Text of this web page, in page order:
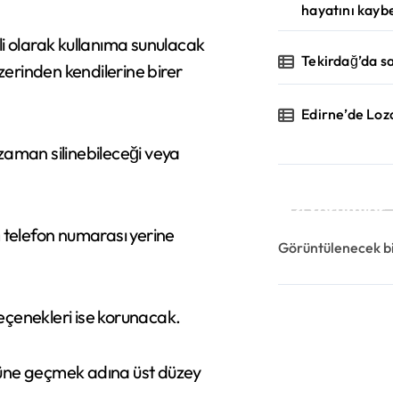
kullanıma sunulacak
kendilerine birer
silinebileceği veya
numarası yerine
ise korunacak.
geçmek adına üst düzey
hayatını
Tekirdağ’da
Edirne’de
Yorumlar
Görüntülenecek